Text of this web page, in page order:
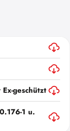
geschützt
1 u.